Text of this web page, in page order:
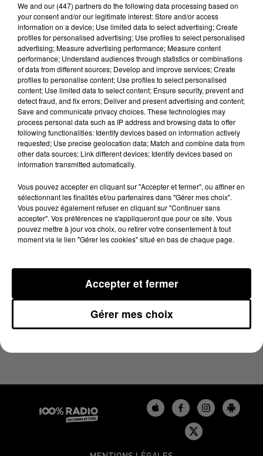
Lecture (1 min 14 sec)
100%
28 janvier 2025 - 1 min 14 sec
L'AGENDA DU BÉARN DU 28/01/2025 À 13H39
We and our (447) partnersdo the following data processing based on
your consent and/or our legitimate interest: Store and/or access
information on a device; Use limited data to select advertising; Create
profiles for personalised advertising; Use profiles to select personalised
advertising; Measure advertising performance; Measure content
performance; Understand audiences through statistics or combinations
of data from different sources; Develop and improve services; Create
profiles to personalise content; Use profiles to select personalised
content; Use limited data to select content; Ensure security, prevent and
detect fraud, and fix errors; Deliver and present advertising and content;
Save and communicate privacy choices. These technologies may
process personal data such as IP address and browsing data to offer
following functionalities: Identify devices based on information actively
requested; Use precise geolocation data; Match and combine data from
other data sources; Link different devices; Identify devices based on
information transmitted automatically.
Vous pouvez accepter en cliquant sur "Accepter et fermer", ou affiner en
sélectionnant les finalités et/ou partenaires dans "Gérer mes choix".
Vous pouvez également refuser en cliquant sur "Continuer sans
accepter". Vos préférences ne s'appliqueront que pour ce site. Vous
pouvez mettre à jour vos choix, ou retirer votre consentement à tout
moment via le lien "Gérer les cookies" situé en bas de chaque page.
Gérer mes choix
Accepter et fermer